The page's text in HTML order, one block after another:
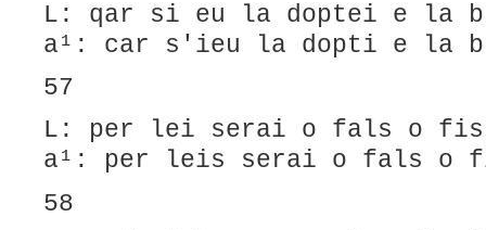
L: qar si eu la doptei e la
a¹: car s'ieu la dopti e la
57
L:​ per lei serai o fals o fis
a¹: per leis serai o fals o
58